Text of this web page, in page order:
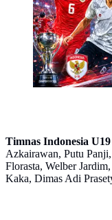
Timnas Indonesia
Azkairawan, Putu
Florasta, Welber
Kaka, Dimas Adi